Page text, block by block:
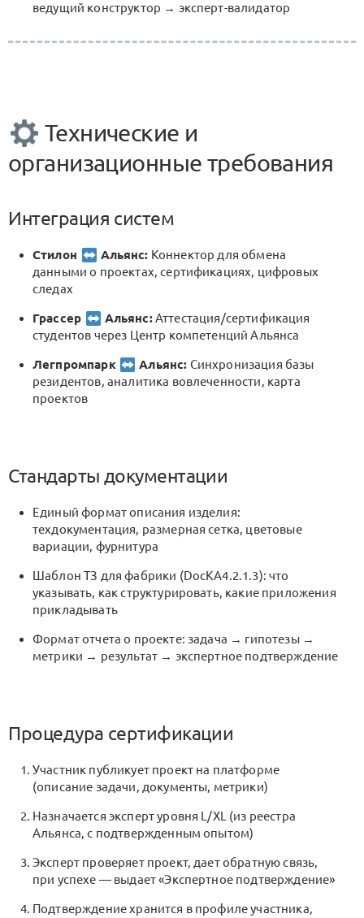
ведущий конструктор → эксперт-валидатор
Технические и
организационные требования
Интеграция систем
Стилон Альянс: Коннектор для обмена
данными о проектах, сертификациях, цифровых
следах
Грассер Альянс:Аттестация/сертификация
студентов через Центр компетенций Альянса
Легпромпарк Альянс: Синхронизация базы
резидентов, аналитика вовлеченности, карта
проектов
Стандарты документации
Единый формат описания изделия:
техдокументация, размерная сетка, цветовые
вариации, фурнитура
Шаблон ТЗ для фабрики (DocKA4.2.1.3): что
указывать, как структурировать, какие приложения
прикладывать
Формат отчета о проекте: задача → гипотезы →
метрики → результат → экспертное подтверждение
Процедура сертификации
Участник публикует проект на платформе
(описание задачи, документы, метрики)
Назначается эксперт уровня L/XL (из реестра
Альянса, с подтвержденным опытом)
Эксперт проверяет проект, дает обратную связь,
при успехе — выдает «Экспертное подтверждение»
Подтверждение хранится в профиле участника,